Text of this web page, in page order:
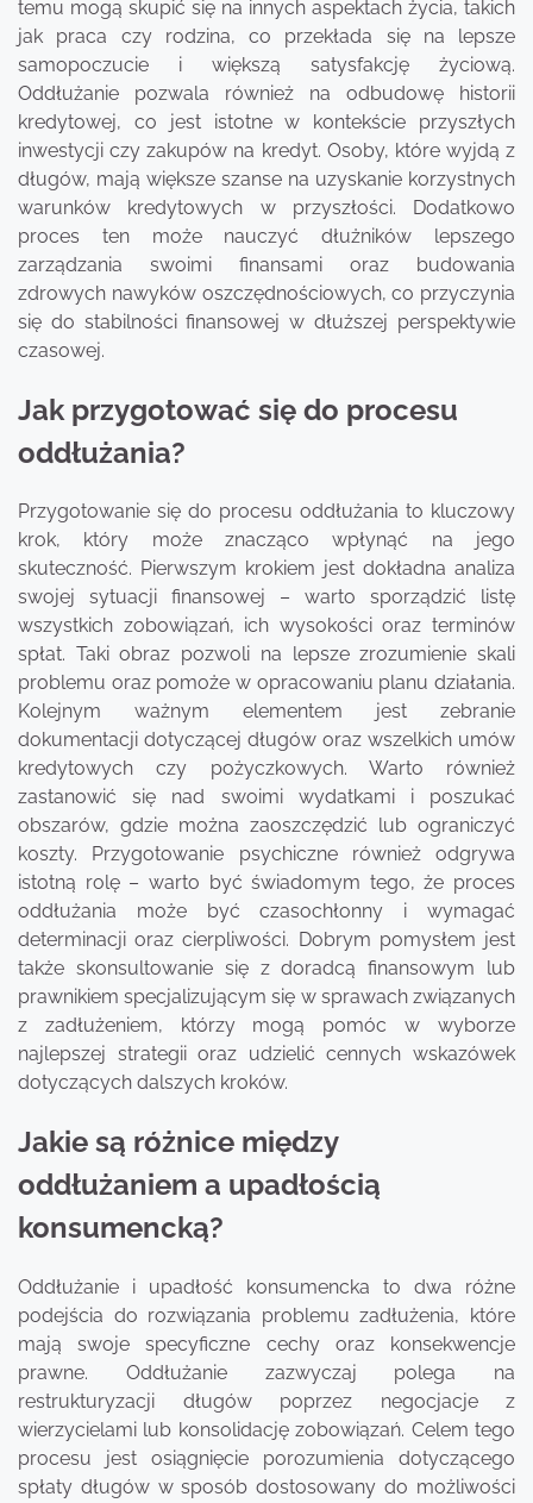
temu mogą skupić się na innych aspektach życia, takich
jak praca czy rodzina, co przekłada się na lepsze
samopoczucie i większą satysfakcję życiową.
Oddłużanie pozwala również na odbudowę historii
kredytowej, co jest istotne w kontekście przyszłych
inwestycji czy zakupów na kredyt. Osoby, które wyjdą z
długów, mają większe szanse na uzyskanie korzystnych
warunków kredytowych w przyszłości. Dodatkowo
proces ten może nauczyć dłużników lepszego
zarządzania swoimi finansami oraz budowania
zdrowych nawyków oszczędnościowych, co przyczynia
się do stabilności finansowej w dłuższej perspektywie
czasowej.
Jak przygotować się do procesu
oddłużania?
Przygotowanie się do procesu oddłużania to kluczowy
krok, który może znacząco wpłynąć na jego
skuteczność. Pierwszym krokiem jest dokładna analiza
swojej sytuacji finansowej – warto sporządzić listę
wszystkich zobowiązań, ich wysokości oraz terminów
spłat. Taki obraz pozwoli na lepsze zrozumienie skali
problemu oraz pomoże w opracowaniu planu działania.
Kolejnym ważnym elementem jest zebranie
dokumentacji dotyczącej długów oraz wszelkich umów
kredytowych czy pożyczkowych. Warto również
zastanowić się nad swoimi wydatkami i poszukać
obszarów, gdzie można zaoszczędzić lub ograniczyć
koszty. Przygotowanie psychiczne również odgrywa
istotną rolę – warto być świadomym tego, że proces
oddłużania może być czasochłonny i wymagać
determinacji oraz cierpliwości. Dobrym pomysłem jest
także skonsultowanie się z doradcą finansowym lub
prawnikiem specjalizującym się w sprawach związanych
z zadłużeniem, którzy mogą pomóc w wyborze
najlepszej strategii oraz udzielić cennych wskazówek
dotyczących dalszych kroków.
Jakie są różnice między
oddłużaniem a upadłością
konsumencką?
Oddłużanie i upadłość konsumencka to dwa różne
podejścia do rozwiązania problemu zadłużenia, które
mają swoje specyficzne cechy oraz konsekwencje
prawne. Oddłużanie zazwyczaj polega na
restrukturyzacji długów poprzez negocjacje z
wierzycielami lub konsolidację zobowiązań. Celem tego
procesu jest osiągnięcie porozumienia dotyczącego
spłaty długów w sposób dostosowany do możliwości